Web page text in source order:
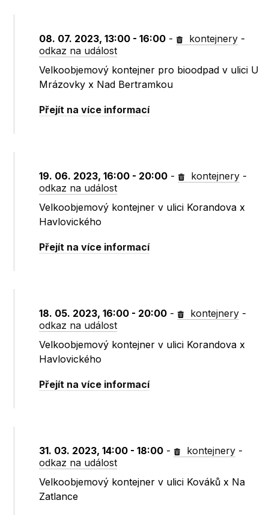
08. 07. 2023, 13:00 - 16:00 - kontejnery -
odkaz na událost
Velkoobjemový kontejner pro bioodpad v ulici U
Mrázovky x Nad Bertramkou
Přejít na více informací
19. 06. 2023, 16:00 - 20:00 - kontejnery -
odkaz na událost
Velkoobjemový kontejner v ulici Korandova x
Havlovického
Přejít na více informací
18. 05. 2023, 16:00 - 20:00 - kontejnery -
odkaz na událost
Velkoobjemový kontejner v ulici Korandova x
Havlovického
Přejít na více informací
31. 03. 2023, 14:00 - 18:00 - kontejnery -
odkaz na událost
Velkoobjemový kontejner v ulici Kováků x Na
Zatlance